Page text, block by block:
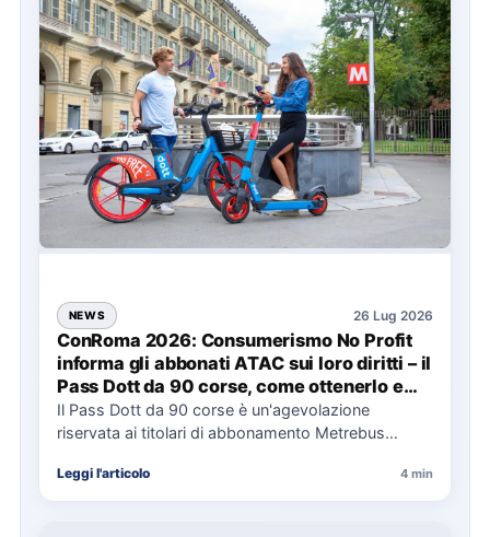
NEWS 26 Lug 2026
ConRoma 2026: Consumerismo No Profit
informa gli abbonati ATAC sui loro diritti – il
Pass Dott da 90 corse, come ottenerlo e
cosa spetta in caso di disservizi
Il Pass Dott da 90 corse è un'agevolazione
riservata ai titolari di abbonamento Metrebus
Leggi l'articolo 4 min